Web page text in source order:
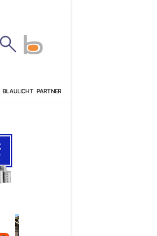
BLAULICHT PARTNER